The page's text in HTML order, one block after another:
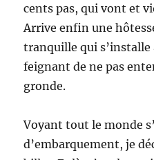
cents pas, qui vont et
Arrive enfin une
tranquille qui
feignant de ne pas
gronde.
Voyant tout le monde
d’embarquement, je